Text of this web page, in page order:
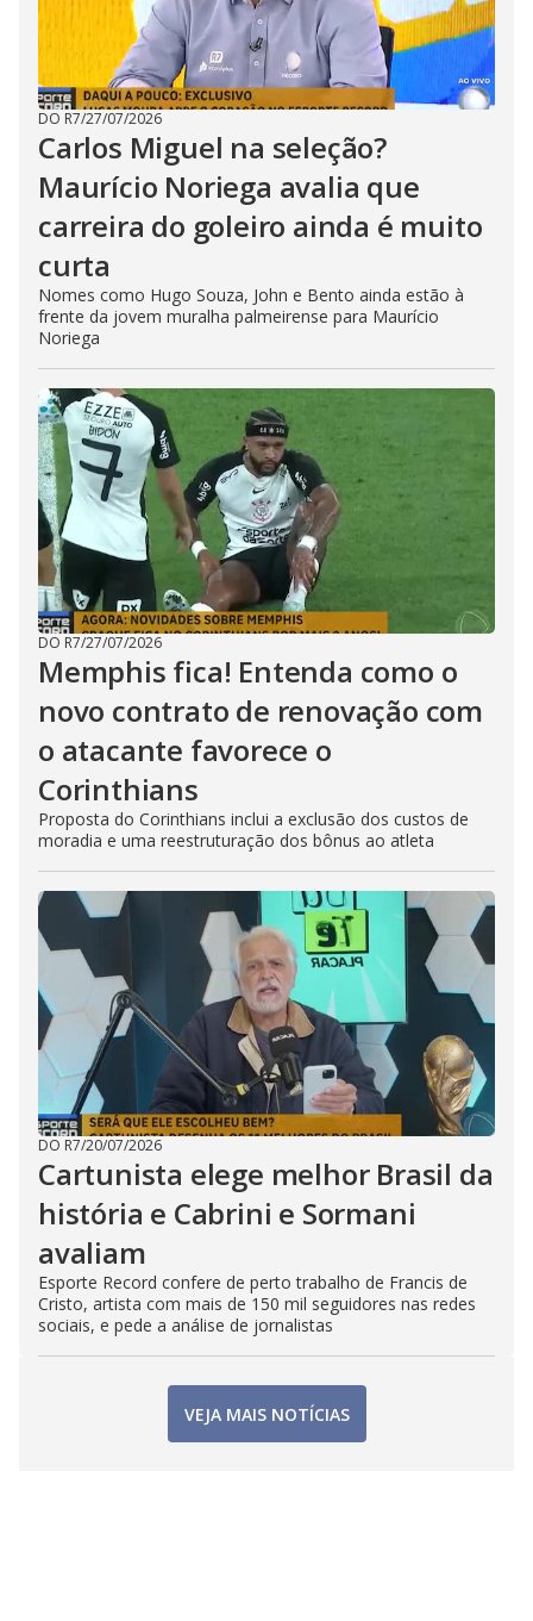
DO R7/27/07/2026
Carlos Miguel na seleção?
Maurício Noriega avalia que
carreira do goleiro ainda é muito
curta
Nomes como Hugo Souza, John e Bento ainda estão à
frente da jovem muralha palmeirense para Maurício
Noriega
DO R7/27/07/2026
Memphis fica! Entenda como o
novo contrato de renovação com
o atacante favorece o
Corinthians
Proposta do Corinthians inclui a exclusão dos custos de
moradia e uma reestruturação dos bônus ao atleta
DO R7/20/07/2026
Cartunista elege melhor Brasil da
história e Cabrini e Sormani
avaliam
Esporte Record confere de perto trabalho de Francis de
Cristo, artista com mais de 150 mil seguidores nas redes
sociais, e pede a análise de jornalistas
VEJA MAIS NOTÍCIAS